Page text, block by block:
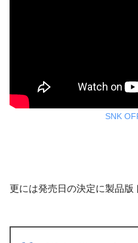
SNK
更には発売日の決定に製品版